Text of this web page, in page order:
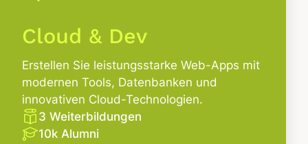
Cloud & Dev
Erstellen Sie leistungsstarke Web-Apps mit
modernen Tools, Datenbanken und
innovativen Cloud-Technologien.
3 Weiterbildungen
10k Alumni